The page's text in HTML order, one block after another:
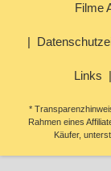
Filme
Links
*
Rahmen eines
Käufer,